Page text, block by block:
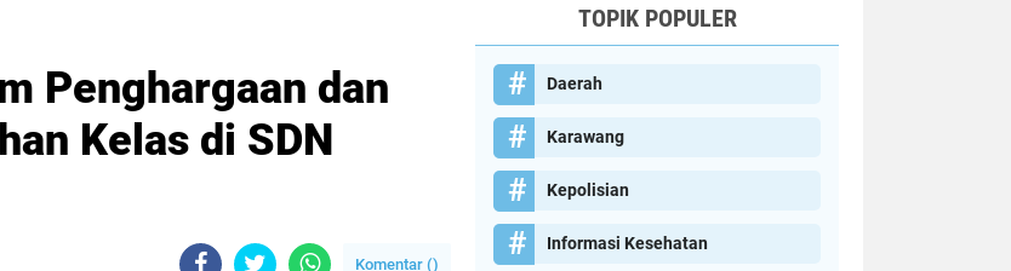
Penghargaan dan
Kelas di SDN
Komentar ()
TOPIK POPULER
Daerah
Karawang
Kepolisian
Informasi Kesehatan